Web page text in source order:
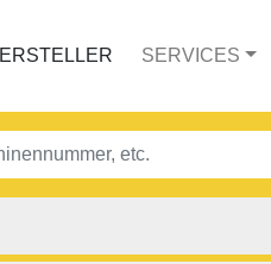
HERSTELLER SERVICES